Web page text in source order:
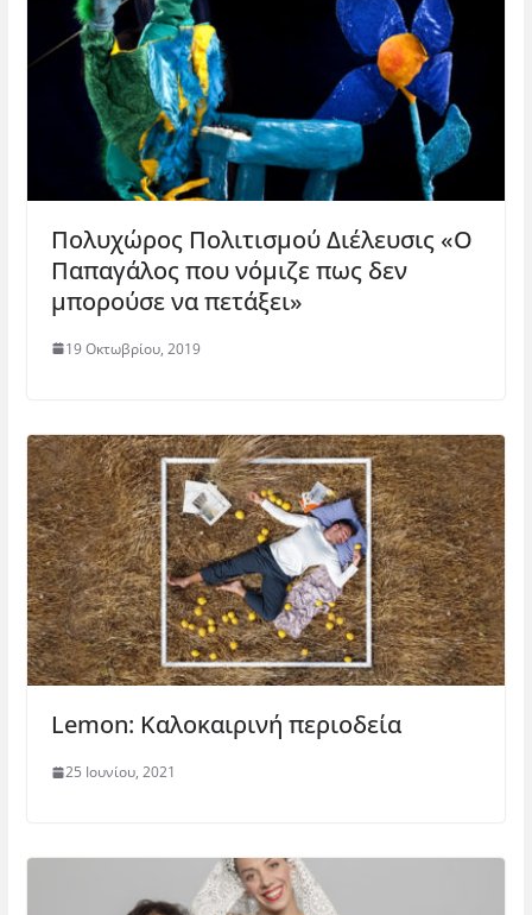
Πολυχώρος Πολιτισμού Διέλευσις «Ο
Παπαγάλος που νόμιζε πως δεν
μπορούσε να πετάξει»
19 Οκτωβρίου, 2019
Lemon: Καλοκαιρινή περιοδεία
25 Ιουνίου, 2021